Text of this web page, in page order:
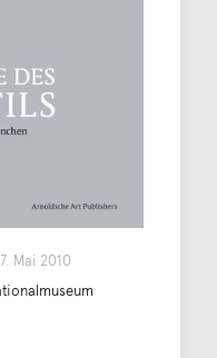
7. Mai 2010